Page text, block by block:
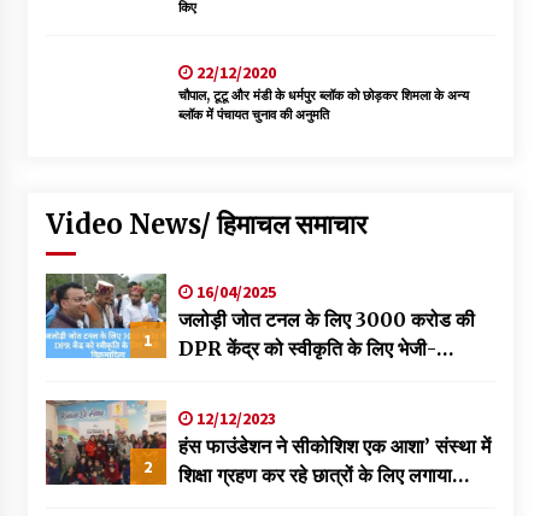
किए
22/12/2020
चौपाल, टूटू और मंडी के धर्मपुर ब्लॉक को छोड़कर शिमला के अन्य
ब्लॉक में पंचायत चुनाव की अनुमति
Video News/ हिमाचल समाचार
1
16/04/2025
जलोड़ी जोत टनल के लिए 3000 करोड की
DPR केंद्र को स्वीकृति के लिए भेजी-
2
12/12/2023
हंस फाउंडेशन ने सीकोशिश एक आशा’ संस्था में
शिक्षा ग्रहण कर रहे छात्रों के लिए लगाया